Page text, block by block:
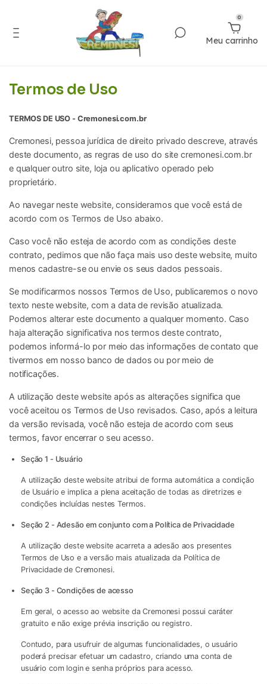
0
Meu carrinho
Termos de Uso
TERMOS DE USO - Cremonesi.com.br
Cremonesi, pessoa jurídica de direito privado descreve, através
deste documento, as regras de uso do site cremonesi.com.br
e qualquer outro site, loja ou aplicativo operado pelo
proprietário.
Ao navegar neste website, consideramos que você está de
acordo com os Termos de Uso abaixo.
Caso você não esteja de acordo com as condições deste
contrato, pedimos que não faça mais uso deste website, muito
menos cadastre-se ou envie os seus dados pessoais.
Se modificarmos nossos Termos de Uso, publicaremos o novo
texto neste website, com a data de revisão atualizada.
Podemos alterar este documento a qualquer momento. Caso
haja alteração significativa nos termos deste contrato,
podemos informá-lo por meio das informações de contato que
tivermos em nosso banco de dados ou por meio de
notificações.
A utilização deste website após as alterações significa que
você aceitou os Termos de Uso revisados. Caso, após a leitura
da versão revisada, você não esteja de acordo com seus
termos, favor encerrar o seu acesso.
Seção 1 - Usuário
A utilização deste website atribui de forma automática a condição
de Usuário e implica a plena aceitação de todas as diretrizes e
condições incluídas nestes Termos.
Seção 2 - Adesão em conjunto com a Política de Privacidade
A utilização deste website acarreta a adesão aos presentes
Termos de Uso e a versão mais atualizada da Política de
Privacidade de Cremonesi.
Seção 3 - Condições de acesso
Em geral, o acesso ao website da Cremonesi possui caráter
gratuito e não exige prévia inscrição ou registro.
Contudo, para usufruir de algumas funcionalidades, o usuário
poderá precisar efetuar um cadastro, criando uma conta de
usuário com login e senha próprios para acesso.